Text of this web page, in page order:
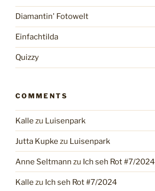
Diamantin' Fotowelt
Einfachtilda
Quizzy
COMMENTS
Kalle zu Luisenpark
Jutta Kupke zu Luisenpark
Anne Seltmann zu Ich seh Rot #7/2024
Kalle zu Ich seh Rot #7/2024